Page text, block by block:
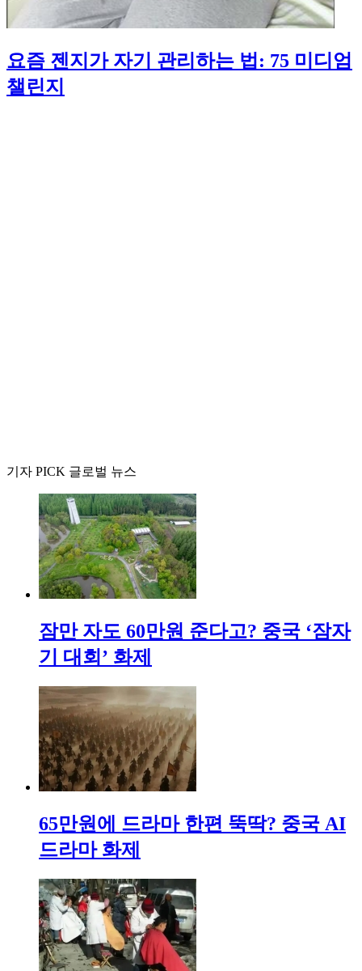
요즘 젠지가 자기 관리하는 법: 75 미디엄
챌린지
기자 PICK 글로벌 뉴스
잠만 자도 60만원 준다고? 중국 ‘잠자
기 대회’ 화제
65만원에 드라마 한편 뚝딱? 중국 AI
드라마 화제